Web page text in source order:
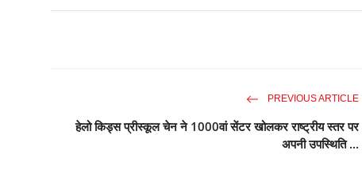
PREVIOUS ARTICLE
हेलो किड्स प्रीस्कूल चेन ने 1000वां सेंटर खोलकर राष्ट्रीय स्तर पर
अपनी उपस्थिति ...